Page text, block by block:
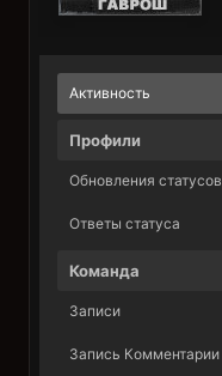
Активность
Профили
Обновления статусов
Ответы статуса
Команда
Записи
Запись Комментарии